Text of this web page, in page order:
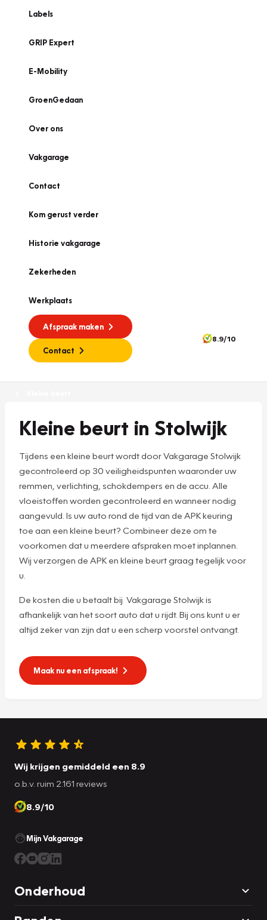
Labels
GRIP Expert
E-Mobility
GroenGedaan
Over ons
Vakgarage
Contact
Kom gerust verder
Historie vakgarage
Zekerheden
Werkplaats
Afspraak maken
Contact
8.9/10
Kleine beurt in Stolwijk
Tijdens een kleine beurt wordt door Vakgarage Stolwijk
gecontroleerd op 30 veiligheidspunten waaronder uw
remmen, verlichting, schokdempers en de accu. Alle
vloeistoffen worden gecontroleerd en wanneer nodig
aangevuld. Is uw auto rond de tijd van de APK keuring
toe aan een kleine beurt? Combineer deze om te
voorkomen dat u meerdere afspraken moet inplannen.
Wij verzorgen de APK en kleine beurt graag tegelijk voor
u.
De kosten die u betaalt bij Vakgarage Stolwijk is
afhankelijk van het soort auto dat u rijdt. Bij ons kunt u er
altijd zeker van zijn dat u een scherp voorstel ontvangt.
Maak nu een afspraak!
Wij krijgen gemiddeld een 8.9
o.b.v. ruim 2.161 reviews
8.9/10
Mijn Vakgarage
Onderhoud